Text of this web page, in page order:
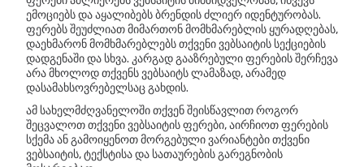
ემოციებს და აყალიბებს ბრენდის ძლიერ იდენტურობას.
ფერებს შეუძლიათ მიმართონ მომხმარებლის ყურადღებას,
დაეხმარონ მომხმარებლებს თქვენი ვებსაიტის სექციების
დადგენაში და სხვა. კარგად გააზრებული ფერების შერჩევა
არა მხოლოდ თქვენს ვებსაიტს ლამაზად, არამედ
დასამახსოვრებელსაც გახდის.
ამ სახელმძღვანელოში თქვენ შეისწავლით როგორ
შეცვალოთ თქვენი ვებსაიტის ფერები, აირჩიოთ ფერების
სქემა ან გამოიყენოთ მორგებული ვარიანტები თქვენი
ვებსაიტის, ტექსტისა და სათაურების გარეგნობის